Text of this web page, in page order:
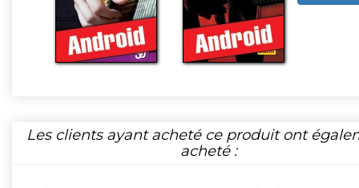
Les clients ayant acheté ce produit ont
acheté :